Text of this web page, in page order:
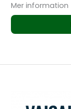
Mer information